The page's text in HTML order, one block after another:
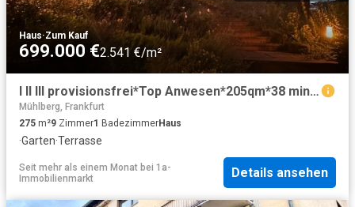
Haus·Zum Kauf
699.000 €2.541 €/m²
I II III provisionsfrei*Top Anwesen*205qm*38 min Von Frankfurt
Mühlberg, Frankfurt
275 m²9 Zimmer1 BadezimmerHaus
·Garten·Terrasse
Seit mehr als einem Monat bei 1a-
Immobilienmarkt
Details ansehen